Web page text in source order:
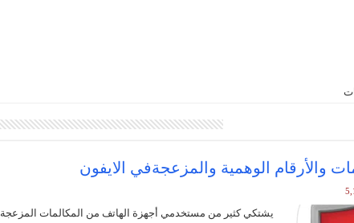
والأرقام الوهمية والمزعجةفي الايفون
يشتكي كثير من مستخدمي أجهزة الهاتف من المكالمات المزعجة